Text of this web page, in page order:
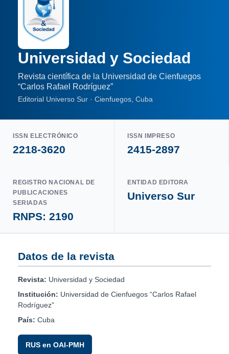
Universidad y Sociedad
Revista científica de la Universidad de Cienfuegos
“Carlos Rafael Rodríguez”
Editorial Universo Sur · Cienfuegos, Cuba
ISSN ELECTRÓNICO
2218-3620
ISSN IMPRESO
2415-2897
REGISTRO NACIONAL DE
PUBLICACIONES
SERIADAS
RNPS: 2190
ENTIDAD EDITORA
Universo Sur
Datos de la revista
Revista: Universidad y Sociedad
Institución: Universidad de Cienfuegos “Carlos Rafael
Rodríguez”
País: Cuba
RUS en OAI-PMH